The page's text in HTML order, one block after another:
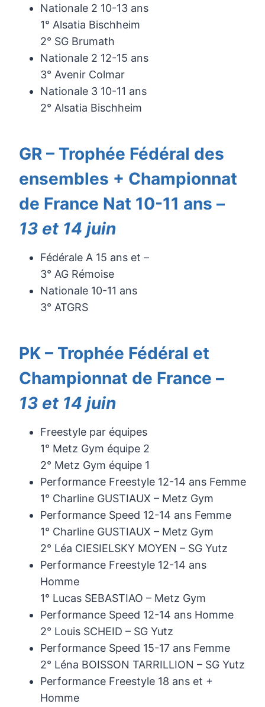
Nationale 2 10-13 ans
1° Alsatia Bischheim
2° SG Brumath
Nationale 2 12-15 ans
3° Avenir Colmar
Nationale 3 10-11 ans
2° Alsatia Bischheim
GR – Trophée Fédéral des
ensembles + Championnat
de France Nat 10-11 ans –
13 et 14 juin
Fédérale A 15 ans et –
3° AG Rémoise
Nationale 10-11 ans
3° ATGRS
PK – Trophée Fédéral et
Championnat de France –
13 et 14 juin
Freestyle par équipes
1° Metz Gym équipe 2
2° Metz Gym équipe 1
Performance Freestyle 12-14 ans Femme
1° Charline GUSTIAUX – Metz Gym
Performance Speed 12-14 ans Femme
1° Charline GUSTIAUX – Metz Gym
2° Léa CIESIELSKY MOYEN – SG Yutz
Performance Freestyle 12-14 ans
Homme
1° Lucas SEBASTIAO – Metz Gym
Performance Speed 12-14 ans Homme
2° Louis SCHEID – SG Yutz
Performance Speed 15-17 ans Femme
2° Léna BOISSON TARRILLION – SG Yutz
Performance Freestyle 18 ans et +
Homme